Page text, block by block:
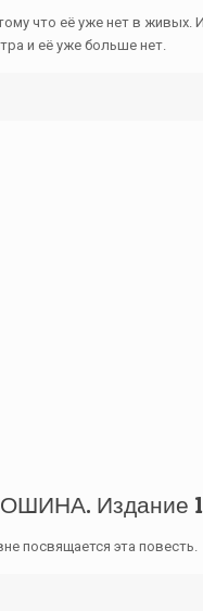
что её уже нет в живых.
и её уже больше нет.
Издание
посвящается эта повесть.